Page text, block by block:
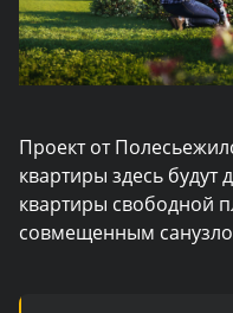
Проект от
квартиры здесь
квартиры свободной
совмещенным